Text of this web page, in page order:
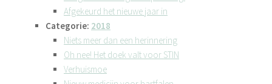
Afgekeurd het nieuwe jaar in
Categorie: 2018
Niets meer dan een herinnering
Oh nee! Het doek valt voor STIN
Verhuismoe